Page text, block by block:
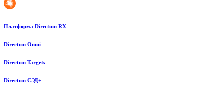
Платформа Directum RX
Directum Omni
Directum Targets
Directum СЭД+